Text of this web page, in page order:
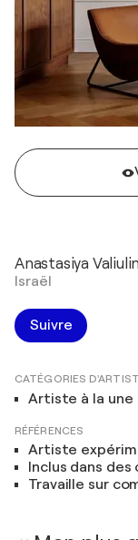
Anastasiya
Israël
Suivre
CATÉGORIES
Artiste à la une
RÉFÉRENCES
Artiste
Inclus dans
Travaille sur